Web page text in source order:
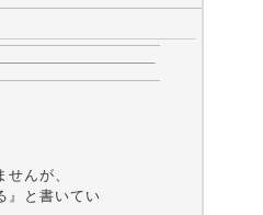
んが、
』と書いてい